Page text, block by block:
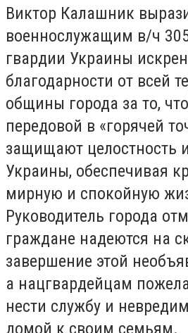
Виктор Калашник
военнослужащим в/ч
гвардии Украины
благодарности от всей
общины города за то,
передовой в «горячей
защищают целостность
Украины, обеспечивая
мирную и спокойную
Руководитель города
граждане надеются на
завершение этой
а нацгвардейцам
нести службу и
домой к своим семьям.